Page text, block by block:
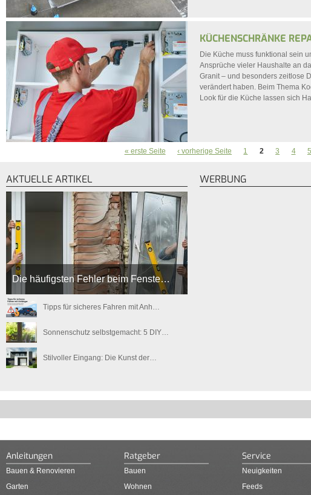
KÜCHENSCHRÄNKE
Die Küche muss funktional sein
Ansprüche vieler Haushalte an
Granit – und besonders zeitlose
verändert haben. Beim Thema
Look für die Küche lassen sich
« erste Seite ‹ vorherige Seite 1 2 3 4 5
AKTUELLE ARTIKEL
Die häufigsten Fehler beim Fenste…
Tipps für sicheres Fahren mit Anh…
Sonnenschutz selbstgemacht: 5 DIY…
Stilvoller Eingang: Die Kunst der…
WERBUNG
Anleitungen
Bauen & Renovieren
Garten
Ratgeber
Bauen
Wohnen
Service
Neuigkeiten
Feeds